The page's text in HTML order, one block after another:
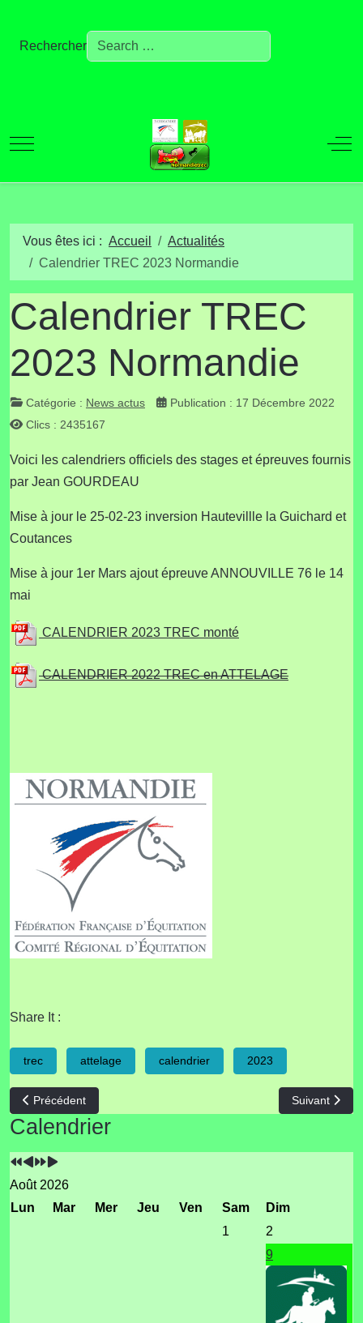
Rechercher
Mobile Menu Toggle Off-
Vous êtes ici : Accueil
Actualités
Calendrier TREC 2023 Normandie
Calendrier TREC
2023 Normandie
Catégorie : News actus
Publication : 17 Décembre 2022
Clics : 2435167
Voici les calendriers officiels des stages et épreuves fournis
par Jean GOURDEAU
Mise à jour le 25-02-23 inversion Hautevillle la Guichard et
Coutances
Mise à jour 1er Mars ajout épreuve ANNOUVILLE 76 le 14
mai
CALENDRIER 2023 TREC monté
CALENDRIER 2022 TREC en ATTELAGE
Share It :
trec attelage calendrier 2023
Article précédent : Chalenge PTV normandie 2023
Précédent Article
Suivant
Calendrier
Année
précédente
Mois
précédent
Année
suivante
Mois
suivant
Août 2026
Lun
Mar Mer Jeu Ven Sam
Dim
1
2
9